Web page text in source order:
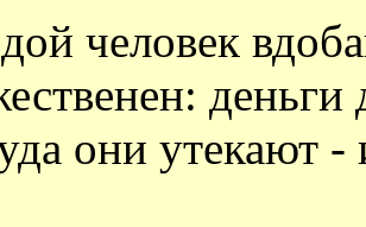
человек
деньги
они утекают -